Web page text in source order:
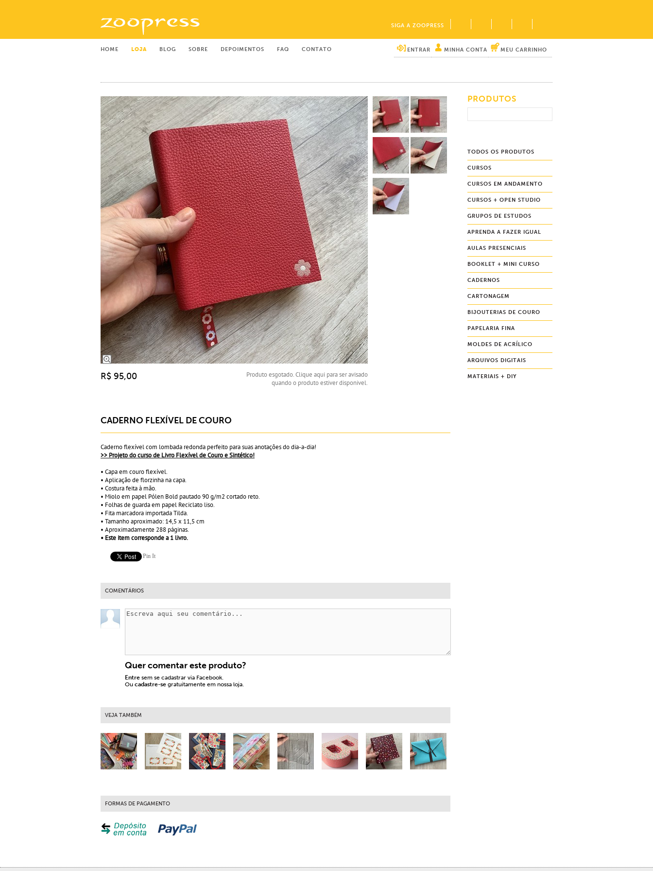
SIGA A ZOOPRESS
HOME LOJA BLOG SOBRE DEPOIMENTOS FAQ CONTATO MEU CARRINHO
MINHA CONTA
ENTRAR
R$ 95,00
Produto esgotado. Clique aqui para ser avisado
quando o produto estiver disponivel.
CADERNO FLEXÍVEL DE COURO
Caderno flexível com lombada redonda perfeito para suas anotações do dia-a-dia!
>> Projeto do curso de Livro Flexível de Couro e Sintético!
• Capa em couro flexível.
• Aplicação de florzinha na capa.
• Costura feita à mão.
• Miolo em papel Pólen Bold pautado 90 g/m2 cortado reto.
• Folhas de guarda em papel Reciclato liso.
• Fita marcadora importada Tilda.
• Tamanho aproximado: 14,5 x 11,5 cm
• Aproximadamente 288 páginas.
• Este item corresponde a 1 livro.
Pin It
COMENTÁRIOS
Quer comentar este produto?
Entre sem se cadastrar via Facebook.
Ou cadastre-se gratuitamente em nossa loja.
VEJA TAMBÉM
FORMAS DE PAGAMENTO
PRODUTOS
TODOS OS PRODUTOS
CURSOS
CURSOS EM ANDAMENTO
CURSOS + OPEN STUDIO
GRUPOS DE ESTUDOS
APRENDA A FAZER IGUAL
AULAS PRESENCIAIS
BOOKLET + MINI CURSO
CADERNOS
CARTONAGEM
BIJOUTERIAS DE COURO
PAPELARIA FINA
MOLDES DE ACRÍLICO
ARQUIVOS DIGITAIS
MATERIAIS + DIY